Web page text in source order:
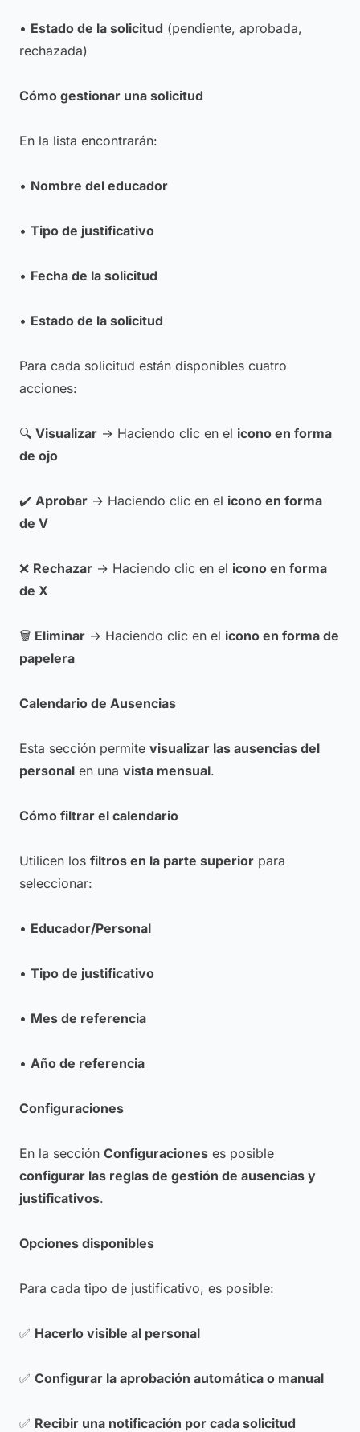
• Estado de la solicitud (pendiente, aprobada,
rechazada)
Cómo gestionar una solicitud
En la lista encontrarán:
• Nombre del educador
• Tipo de justificativo
• Fecha de la solicitud
• Estado de la solicitud
Para cada solicitud están disponibles cuatro
acciones:
🔍 Visualizar → Haciendo clic en el icono en forma
de ojo
✔️ Aprobar → Haciendo clic en el icono en forma
de V
❌ Rechazar → Haciendo clic en el icono en forma
de X
🗑️ Eliminar → Haciendo clic en el icono en forma de
papelera
Calendario de Ausencias
Esta sección permite visualizar las ausencias del
personal en una vista mensual.
Cómo filtrar el calendario
Utilicen los filtros en la parte superior para
seleccionar:
• Educador/Personal
• Tipo de justificativo
• Mes de referencia
• Año de referencia
Configuraciones
En la sección Configuraciones es posible
configurar las reglas de gestión de ausencias y
justificativos.
Opciones disponibles
Para cada tipo de justificativo, es posible:
✅ Hacerlo visible al personal
✅ Configurar la aprobación automática o manual
✅ Recibir una notificación por cada solicitud